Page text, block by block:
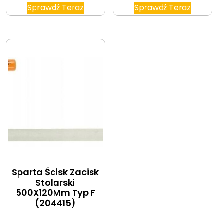
Sprawdź Teraz Sprawdź Teraz
Sparta Ścisk Zacisk
Stolarski
500X120Mm Typ F
(204415)